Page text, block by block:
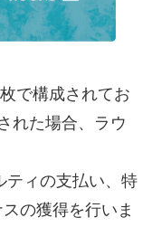
で構成されてお
れた場合、ラウ
ティの支払い、特
の獲得を行いま